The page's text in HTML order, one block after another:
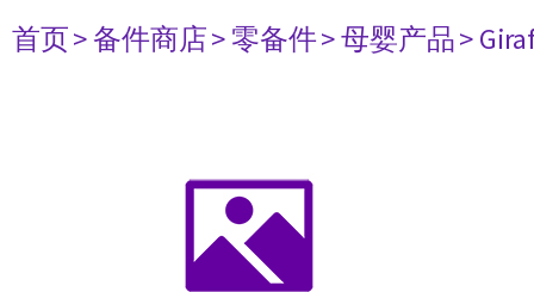
首页> 备件商店> 零备件> 母婴产品>